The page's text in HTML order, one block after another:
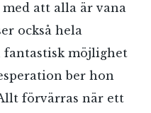
att alla är vana
också hela
fantastisk möjlighet
ber hon
förvärras när ett